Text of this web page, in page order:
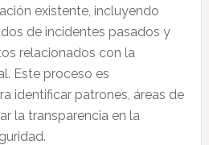
existente, incluyendo
de incidentes pasados y
relacionados con la
Este proceso es
identificar patrones, áreas de
la transparencia en la